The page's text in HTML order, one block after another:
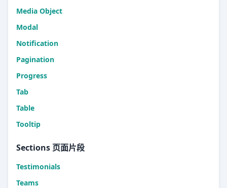
Media Object
Modal
Notification
Pagination
Progress
Tab
Table
Tooltip
Sections 页面片段
Testimonials
Teams